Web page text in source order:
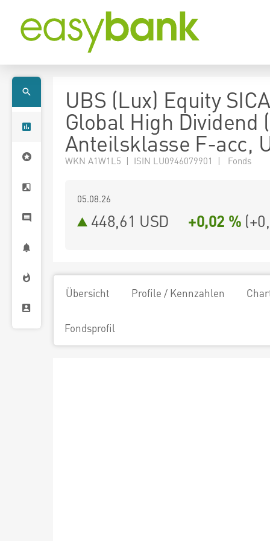
UBS (Lux) Equity
Global High Dividend
Anteilsklasse F-acc,
WKN A1W1L5 | ISIN LU0946079901 | Fonds
05.08.26
448,61 USD +0,02 % (
Übersicht Profile / Kennzahlen
Fondsprofil